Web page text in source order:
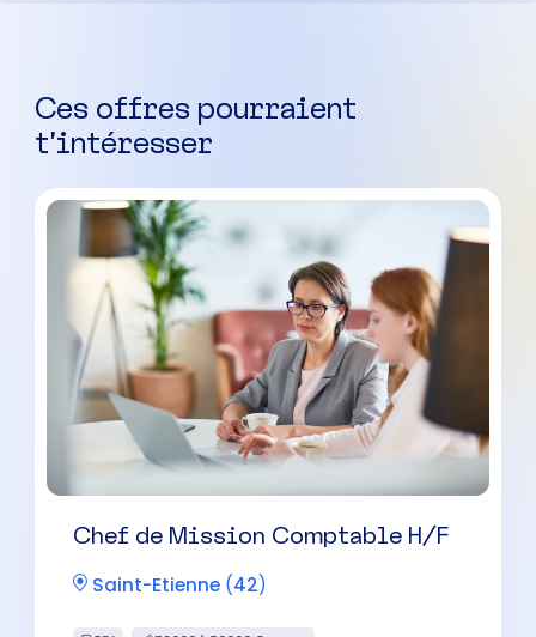
Ces offres pourraient
t’intéresser
Chef de Mission Comptable H/F
Saint-Etienne (42)